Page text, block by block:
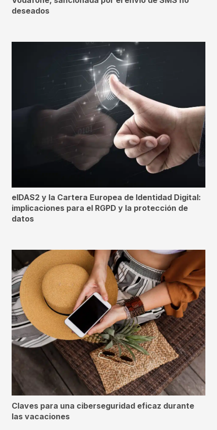
deseados
eIDAS2 y la Cartera Europea de Identidad Digital:
implicaciones para el RGPD y la protección de
datos
Claves para una ciberseguridad eficaz durante
las vacaciones